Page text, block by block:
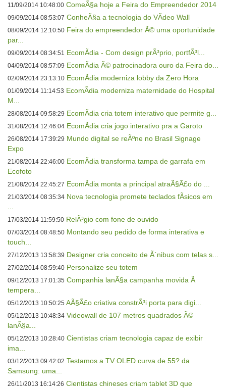
11/09/2014 10:48:00 ComeÃ§a hoje a Feira do Empreendedor 2014
09/09/2014 08:53:07 ConheÃ§a a tecnologia do VÃ­deo Wall
08/09/2014 12:10:50 Feira do empreendedor Ã© uma oportunidade
par...
09/09/2014 08:34:51 EcomÃ­dia - Com design prÃ³prio, portfÃ³l...
04/09/2014 08:57:09 EcomÃ­dia Ã© patrocinadora ouro da Feira do...
02/09/2014 23:13:10 EcomÃ­dia moderniza lobby da Zero Hora
01/09/2014 11:14:53 EcomÃ­dia moderniza maternidade do Hospital
M...
28/08/2014 09:58:29 EcomÃ­dia cria totem interativo que permite g...
31/08/2014 12:46:04 EcomÃ­dia cria jogo interativo pra a Garoto
26/08/2014 17:39:29 Mundo digital se reÃºne no Brasil Signage
Expo
21/08/2014 22:46:00 EcomÃ­dia transforma tampa de garrafa em
Ecofoto
21/08/2014 22:45:27 EcomÃ­dia monta a principal atraÃ§Ã£o do ...
21/03/2014 08:35:34 Nova tecnologia promete teclados fÃ­sicos em
17/03/2014 11:59:50 RelÃ³gio com fone de ouvido
07/03/2014 08:48:50 Montando seu pedido de forma interativa e
touch...
27/12/2013 13:58:39 Designer cria conceito de Ã´nibus com telas s...
27/02/2014 08:59:40 Personalize seu totem
09/12/2013 17:01:35 Companhia lanÃ§a campanha movida Ã
tempera...
05/12/2013 10:50:25 AÃ§Ã£o criativa constrÃ³i porta para digi...
05/12/2013 10:48:34 Videowall de 107 metros quadrados Ã©
lanÃ§a...
05/12/2013 10:28:40 Cientistas criam tecnologia capaz de exibir
ima...
03/12/2013 09:42:02 Testamos a TV OLED curva de 55? da
Samsung: uma...
26/11/2013 16:14:26 Cientistas chineses criam tablet 3D que